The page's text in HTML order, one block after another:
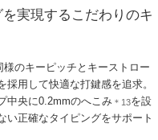
実現するこだわりのキ
のキーピッチとキーストロー
用して快適な打鍵感を追求。
中央に0.2mmのへこみ ＊13を設
い正確なタイピングをサポート